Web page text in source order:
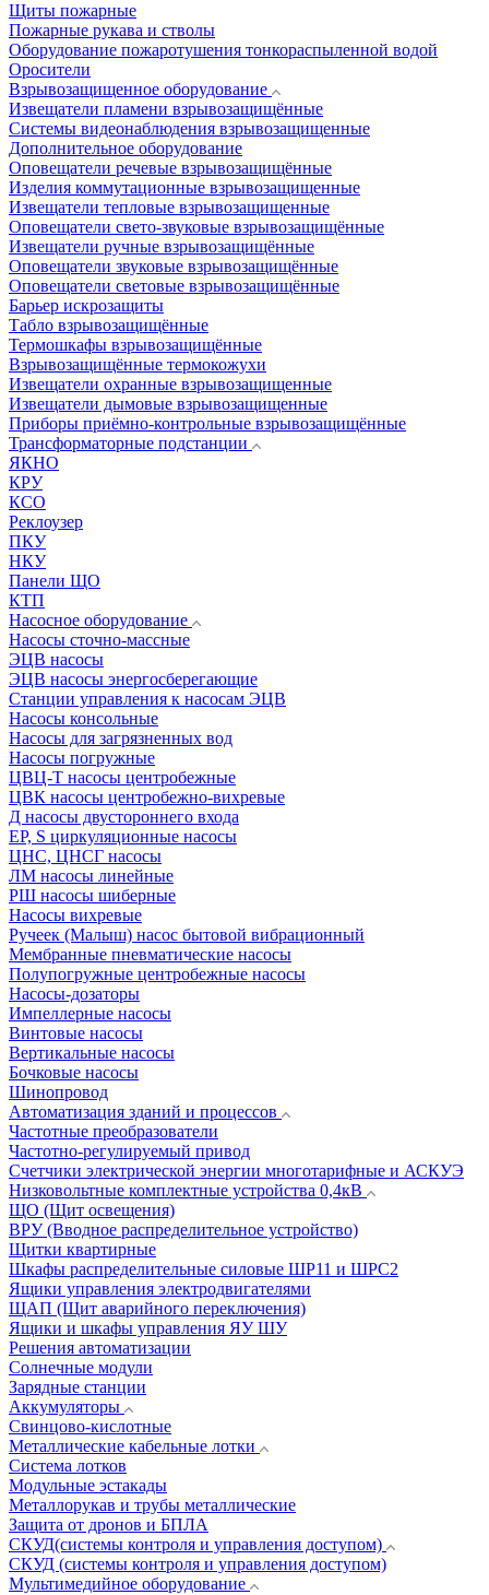
Щиты пожарные
Пожарные рукава и стволы
Оборудование пожаротушения тонкораспыленной водой
Оросители
Взрывозащищенное оборудование
Извещатели пламени взрывозащищённые
Системы видеонаблюдения взрывозащищенные
Дополнительное оборудование
Оповещатели речевые взрывозащищённые
Изделия коммутационные взрывозащищенные
Извещатели тепловые взрывозащищенные
Оповещатели свето-звуковые взрывозащищённые
Извещатели ручные взрывозащищённые
Оповещатели звуковые взрывозащищённые
Оповещатели световые взрывозащищённые
Барьер искрозащиты
Табло взрывозащищённые
Термошкафы взрывозащищённые
Взрывозащищённые термокожухи
Извещатели охранные взрывозащищенные
Извещатели дымовые взрывозащищенные
Приборы приёмно-контрольные взрывозащищённые
Трансформаторные подстанции
ЯКНО
КРУ
КСО
Реклоузер
ПКУ
НКУ
Панели ЩО
КТП
Насосное оборудование
Насосы сточно-массные
ЭЦВ насосы
ЭЦВ насосы энергосберегающие
Станции управления к насосам ЭЦВ
Насосы консольные
Насосы для загрязненных вод
Насосы погружные
ЦВЦ-Т насосы центробежные
ЦВК насосы центробежно-вихревые
Д насосы двустороннего входа
EP, S циркуляционные насосы
ЦНС, ЦНСГ насосы
ЛМ насосы линейные
РШ насосы шиберные
Насосы вихревые
Ручеек (Малыш) насос бытовой вибрационный
Мембранные пневматические насосы
Полупогружные центробежные насосы
Насосы-дозаторы
Импеллерные насосы
Винтовые насосы
Вертикальные насосы
Бочковые насосы
Шинопровод
Автоматизация зданий и процессов
Частотные преобразователи
Частотно-регулируемый привод
Счетчики электрической энергии многотарифные и АСКУЭ
Низковольтные комплектные устройства 0,4кВ
ЩО (Щит освещения)
ВРУ (Вводное распределительное устройство)
Щитки квартирные
Шкафы распределительные силовые ШР11 и ШРС2
Ящики управления электродвигателями
ЩАП (Щит аварийного переключения)
Ящики и шкафы управления ЯУ ШУ
Решения автоматизации
Солнечные модули
Зарядные станции
Аккумуляторы
Свинцово-кислотные
Металлические кабельные лотки
Система лотков
Модульные эстакады
Металлорукав и трубы металлические
Защита от дронов и БПЛА
СКУД(системы контроля и управления доступом)
СКУД (системы контроля и управления доступом)
Мультимедийное оборудование